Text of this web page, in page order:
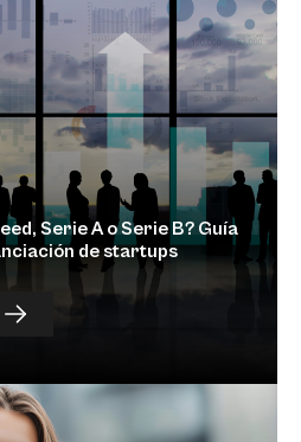
Serie A o Serie B? Guía
de startups